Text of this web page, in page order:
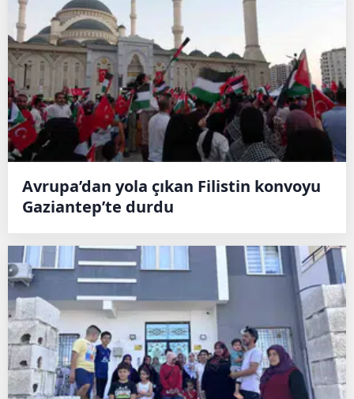
Avrupa’dan yola çıkan Filistin konvoyu
Gaziantep’te durdu